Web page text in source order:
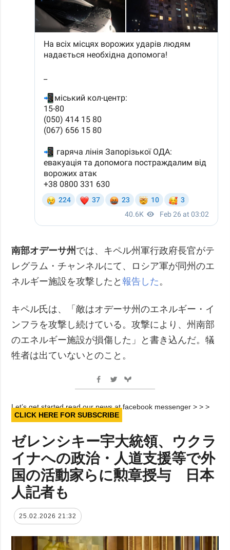
南部オデーサ州 では、キペル州軍行政府長官がテ
レグラム・チャンネルにて、ロシア軍が同州のエ
ネルギー施設を攻撃したと報告した 。
キペル氏は、「敵はオデーサ州のエネルギー・イ
ンフラを攻撃し続けている。攻撃により、州南部
のエネルギー施設が損傷した」と書き込んだ。犠
牲者は出ていないとのこと。
Let’s get started read our news at facebook messenger > > >
CLICK HERE FOR SUBSCRIBE
ゼレンシキー宇大統領、ウクラ
イナへの政治・人道支援等で外
国の活動家らに勲章授与 日本
人記者も
25.02.2026 21:32